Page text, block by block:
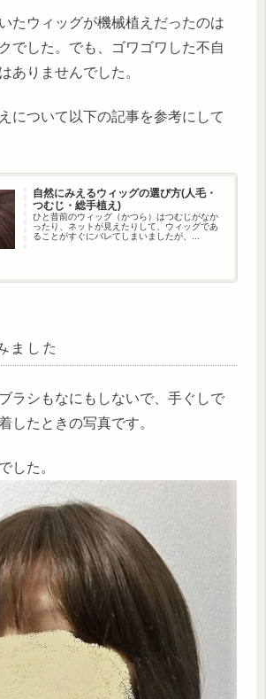
たウィッグが機械植えだったのは
でした。でも、ゴワゴワした不自
ありませんでした。
について以下の記事を参考にして
自然にみえるウィッグの選び方(人毛・
つむじ・総手植え)
ひと昔前のウィッグ（かつら）はつむじがなか
ったり、ネットが見えたりして、ウィッグであ
ることがすぐにバレてしまいましたが、...
ました
ラシもなにもしないで、手ぐしで
したときの写真です。
した。